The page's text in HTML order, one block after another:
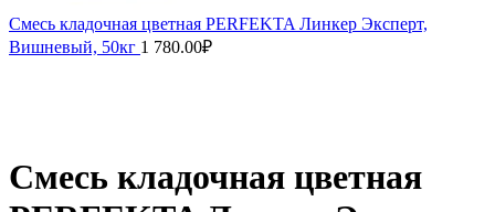
Смесь кладочная цветная PERFEKTA Линкер Эксперт,
Вишневый, 50кг 1 780.00₽
Смесь кладочная цветная